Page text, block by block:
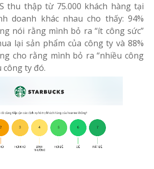
thu thập từ 75.000 khách hàng tại
doanh khác nhau cho thấy: 94%
nói rằng mình bỏ ra “ít công sức”
lại sản phẩm của công ty và 88%
cho rằng mình bỏ ra “nhiều công
công ty đó.